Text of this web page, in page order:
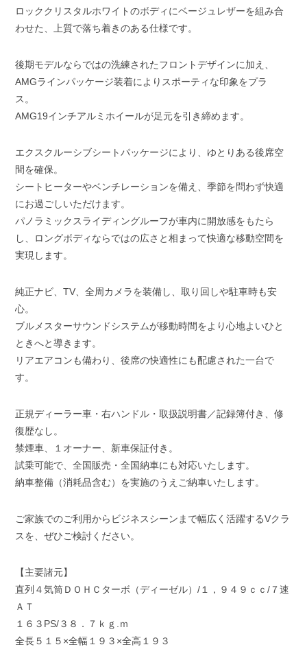
ロッククリスタルホワイトのボディにベージュレザーを組み合
わせた、上質で落ち着きのある仕様です。
後期モデルならではの洗練されたフロントデザインに加え、
AMGラインパッケージ装着によりスポーティな印象をプラ
ス。
AMG19インチアルミホイールが足元を引き締めます。
エクスクルーシブシートパッケージにより、ゆとりある後席空
間を確保。
シートヒーターやベンチレーションを備え、季節を問わず快適
にお過ごしいただけます。
パノラミックスライディングルーフが車内に開放感をもたら
し、ロングボディならではの広さと相まって快適な移動空間を
実現します。
純正ナビ、TV、全周カメラを装備し、取り回しや駐車時も安
心。
ブルメスターサウンドシステムが移動時間をより心地よいひと
ときへと導きます。
リアエアコンも備わり、後席の快適性にも配慮された一台で
す。
正規ディーラー車・右ハンドル・取扱説明書／記録簿付き、修
復歴なし。
禁煙車、１オーナー、新車保証付き。
試乗可能で、全国販売・全国納車にも対応いたします。
納車整備（消耗品含む）を実施のうえご納車いたします。
ご家族でのご利用からビジネスシーンまで幅広く活躍するVクラ
スを、ぜひご検討ください。
【主要諸元】
直列４気筒ＤＯＨＣターボ（ディーゼル）/１，９４９ｃｃ/７速
ＡＴ
１６３PS/３８．７ｋｇ.ｍ
全長５１５×全幅１９３×全高１９３